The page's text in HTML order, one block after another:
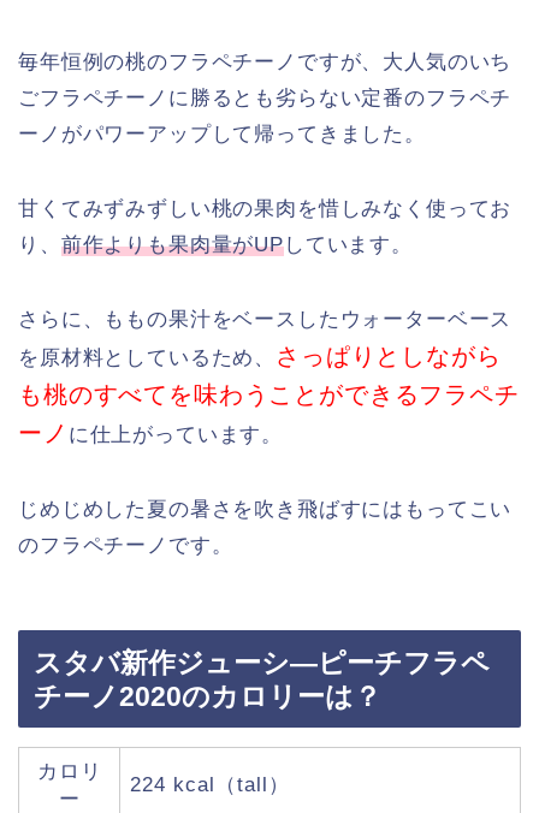
毎年恒例の桃のフラペチーノですが、大人気のいち
ごフラペチーノに勝るとも劣らない定番のフラペチ
ーノがパワーアップして帰ってきました。
甘くてみずみずしい桃の果肉を惜しみなく使ってお
り、 前作よりも果肉量がUPしています。
さらに、ももの果汁をベースしたウォーターベース
を原材料としているため、
さっぱりとしながら
も桃のすべてを味わうことができるフラペチ
ーノ に仕上がっています。
じめじめした夏の暑さを吹き飛ばすにはもってこい
のフラペチーノです。
スタバ新作ジューシ―ピーチフラペ
チーノ2020のカロリーは？
カロリ
ー
224 kcal（tall）